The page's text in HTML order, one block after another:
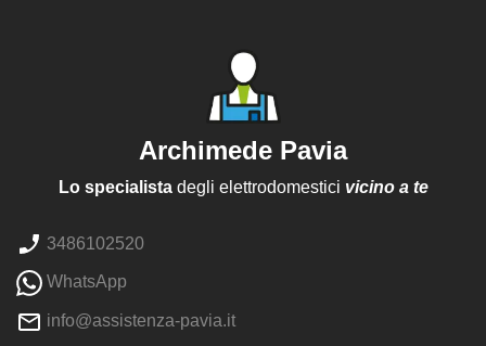
Archimede Pavia
Lo specialistadegli elettrodomestici vicino a te
3486102520
WhatsApp
info@assistenza-pavia.it